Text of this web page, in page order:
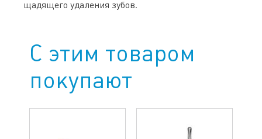
щадящего удаления зубов.
С этим товаром
покупают